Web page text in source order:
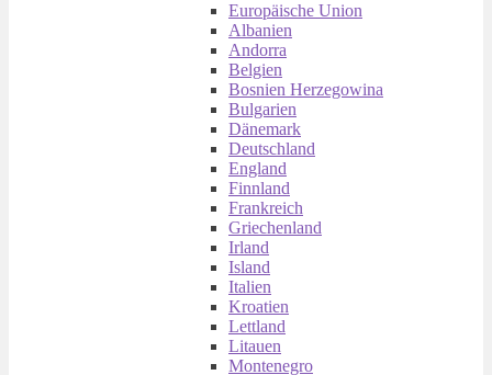
Europäische Union
Albanien
Andorra
Belgien
Bosnien Herzegowina
Bulgarien
Dänemark
Deutschland
England
Finnland
Frankreich
Griechenland
Irland
Island
Italien
Kroatien
Lettland
Litauen
Montenegro